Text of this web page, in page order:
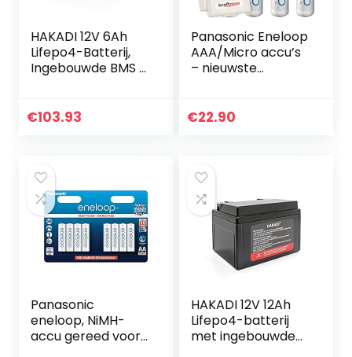
HAKADI 12V 6Ah
Lifepo4-Batterij,
Ingebouwde BMS –
Lithium-
€103.93
Panasonic Eneloop
AAA/Micro accu’s
– nieuwste
accubatterijen in
€22.90
Panasonic
eneloop, NiMH-
accu gereed voor
HAKADI 12V 12Ah
Lifepo4-batterij
met ingebouwde